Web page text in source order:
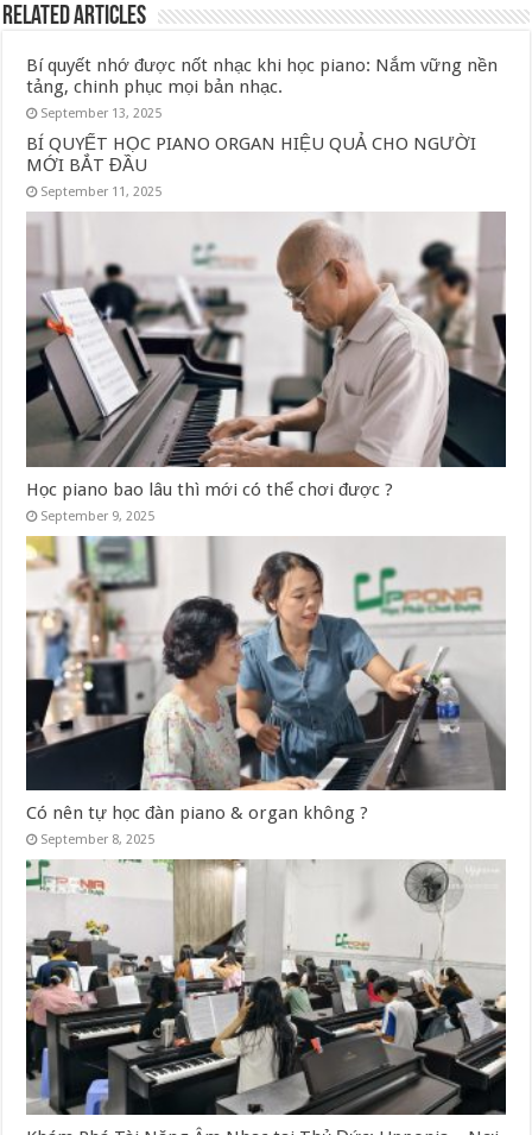
Related Articles
Bí quyết nhớ được nốt nhạc khi học piano: Nắm vững nền
tảng, chinh phục mọi bản nhạc.
September 13, 2025
BÍ QUYẾT HỌC PIANO ORGAN HIỆU QUẢ CHO NGƯỜI
MỚI BẮT ĐẦU
September 11, 2025
Học piano bao lâu thì mới có thể chơi được ?
September 9, 2025
Có nên tự học đàn piano & organ không ?
September 8, 2025